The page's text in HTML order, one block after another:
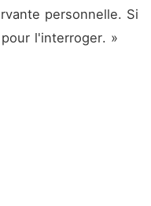
personnelle. Si
l'interroger. »